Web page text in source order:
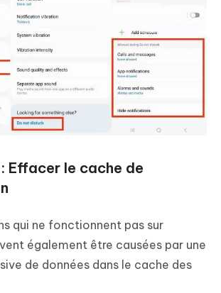
Effacer le cache de
qui ne fonctionnent pas sur
également être causées par une
de données dans le cache des